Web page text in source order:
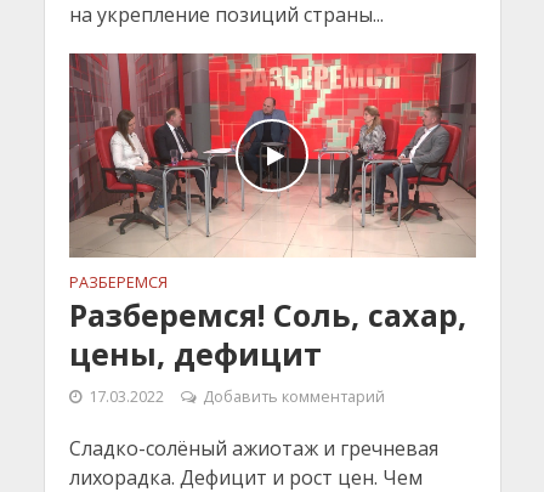
на укрепление позиций страны...
РАЗБЕРЕМСЯ
Разберемся! Соль, сахар,
цены, дефицит
17.03.2022 Добавить комментарий
Сладко-солёный ажиотаж и гречневая
лихорадка. Дефицит и рост цен. Чем